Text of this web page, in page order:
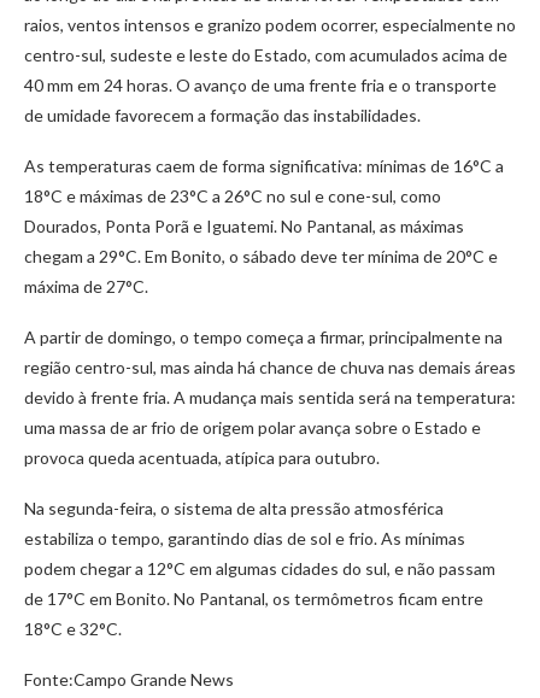
raios, ventos intensos e granizo podem ocorrer, especialmente no
centro-sul, sudeste e leste do Estado, com acumulados acima de
40 mm em 24 horas. O avanço de uma frente fria e o transporte
de umidade favorecem a formação das instabilidades.
As temperaturas caem de forma significativa: mínimas de 16°C a
18°C e máximas de 23°C a 26°C no sul e cone-sul, como
Dourados, Ponta Porã e Iguatemi. No Pantanal, as máximas
chegam a 29°C. Em Bonito, o sábado deve ter mínima de 20°C e
máxima de 27°C.
A partir de domingo, o tempo começa a firmar, principalmente na
região centro-sul, mas ainda há chance de chuva nas demais áreas
devido à frente fria. A mudança mais sentida será na temperatura:
uma massa de ar frio de origem polar avança sobre o Estado e
provoca queda acentuada, atípica para outubro.
Na segunda-feira, o sistema de alta pressão atmosférica
estabiliza o tempo, garantindo dias de sol e frio. As mínimas
podem chegar a 12°C em algumas cidades do sul, e não passam
de 17°C em Bonito. No Pantanal, os termômetros ficam entre
18°C e 32°C.
Fonte:Campo Grande News